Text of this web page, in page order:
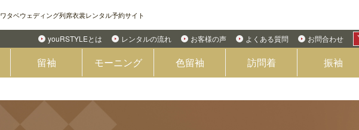
ワタベウェディング列席衣裳レンタル予約サイト
youRSTYLEとは レンタルの流れ お客様の声 よくある質問 お問合わせ
留袖 モーニング 色留袖 訪問着 振袖